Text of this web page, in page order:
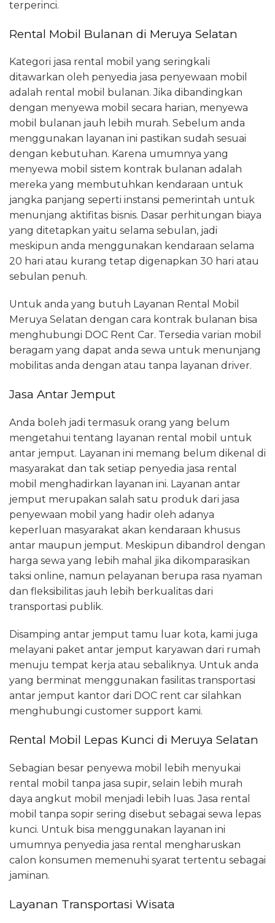
terperinci.
Rental Mobil Bulanan di Meruya Selatan
Kategori jasa rental mobil yang seringkali
ditawarkan oleh penyedia jasa penyewaan mobil
adalah rental mobil bulanan. Jika dibandingkan
dengan menyewa mobil secara harian, menyewa
mobil bulanan jauh lebih murah. Sebelum anda
menggunakan layanan ini pastikan sudah sesuai
dengan kebutuhan. Karena umumnya yang
menyewa mobil sistem kontrak bulanan adalah
mereka yang membutuhkan kendaraan untuk
jangka panjang seperti instansi pemerintah untuk
menunjang aktifitas bisnis. Dasar perhitungan biaya
yang ditetapkan yaitu selama sebulan, jadi
meskipun anda menggunakan kendaraan selama
20 hari atau kurang tetap digenapkan 30 hari atau
sebulan penuh.
Untuk anda yang butuh Layanan Rental Mobil
Meruya Selatan dengan cara kontrak bulanan bisa
menghubungi DOC Rent Car. Tersedia varian mobil
beragam yang dapat anda sewa untuk menunjang
mobilitas anda dengan atau tanpa layanan driver.
Jasa Antar Jemput
Anda boleh jadi termasuk orang yang belum
mengetahui tentang layanan rental mobil untuk
antar jemput. Layanan ini memang belum dikenal di
masyarakat dan tak setiap penyedia jasa rental
mobil menghadirkan layanan ini. Layanan antar
jemput merupakan salah satu produk dari jasa
penyewaan mobil yang hadir oleh adanya
keperluan masyarakat akan kendaraan khusus
antar maupun jemput. Meskipun dibandrol dengan
harga sewa yang lebih mahal jika dikomparasikan
taksi online, namun pelayanan berupa rasa nyaman
dan fleksibilitas jauh lebih berkualitas dari
transportasi publik.
Disamping antar jemput tamu luar kota, kami juga
melayani paket antar jemput karyawan dari rumah
menuju tempat kerja atau sebaliknya. Untuk anda
yang berminat menggunakan fasilitas transportasi
antar jemput kantor dari DOC rent car silahkan
menghubungi customer support kami.
Rental Mobil Lepas Kunci di Meruya Selatan
Sebagian besar penyewa mobil lebih menyukai
rental mobil tanpa jasa supir, selain lebih murah
daya angkut mobil menjadi lebih luas. Jasa rental
mobil tanpa sopir sering disebut sebagai sewa lepas
kunci. Untuk bisa menggunakan layanan ini
umumnya penyedia jasa rental mengharuskan
calon konsumen memenuhi syarat tertentu sebagai
jaminan.
Layanan Transportasi Wisata